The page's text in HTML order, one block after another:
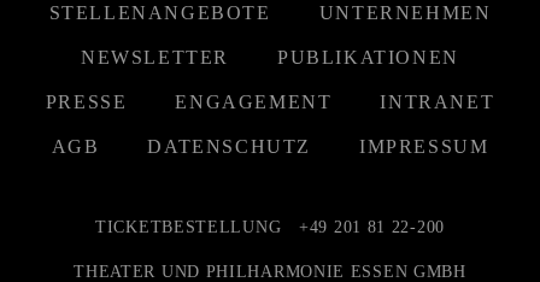
STELLENANGEBOTE UNTERNEHMEN
NEWSLETTER PUBLIKATIONEN
PRESSE ENGAGEMENT INTRANET
AGB DATENSCHUTZ IMPRESSUM
TICKETBESTELLUNG +49 201 81 22-200
THEATER UND PHILHARMONIE ESSEN GMBH